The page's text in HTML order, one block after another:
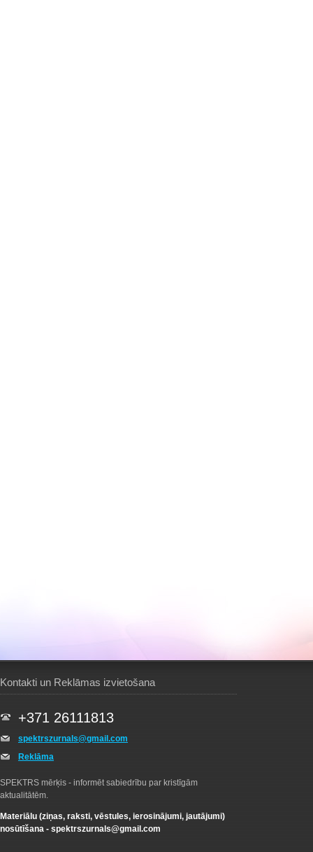
Kontakti un Reklāmas izvietošana
+371 26111813
spektrszurnals@gmail.com
Reklāma
SPEKTRS mērķis - informēt sabiedrību par kristīgām
aktualitātēm.
Materiālu (ziņas, raksti, vēstules, ierosinājumi, jautājumi)
nosūtīšana - spektrszurnals@gmail.com